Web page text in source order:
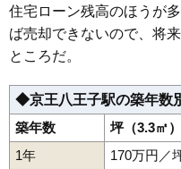
オハナ八王子オーク
住所
交通 八王子駅（10分
相場 4,830万円
(63.6万円/㎡
住宅ローン残高のほうが
ば売却できないので、将
ところだ。
◆京王八王子駅の築年数
築年数
坪（3.3㎡
1年
170万円／